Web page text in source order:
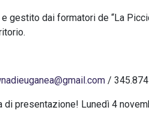
gestito dai formatori de “La
/
di presentazione! Lunedì 4